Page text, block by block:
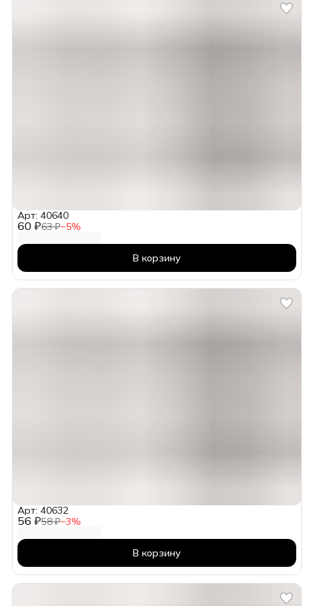
60 ₽63 ₽−5%
Арт: 40640
В корзину
56 ₽58 ₽−3%
Арт: 40632
В корзину